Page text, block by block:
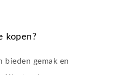
kopen?
bieden gemak en